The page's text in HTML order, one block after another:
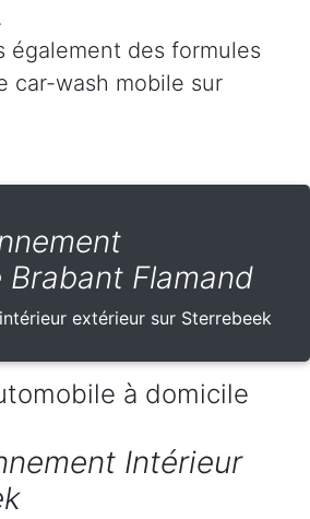
également des formules
car-wash mobile sur
Flamand
extérieur sur Sterrebeek
à domicile
Intérieur